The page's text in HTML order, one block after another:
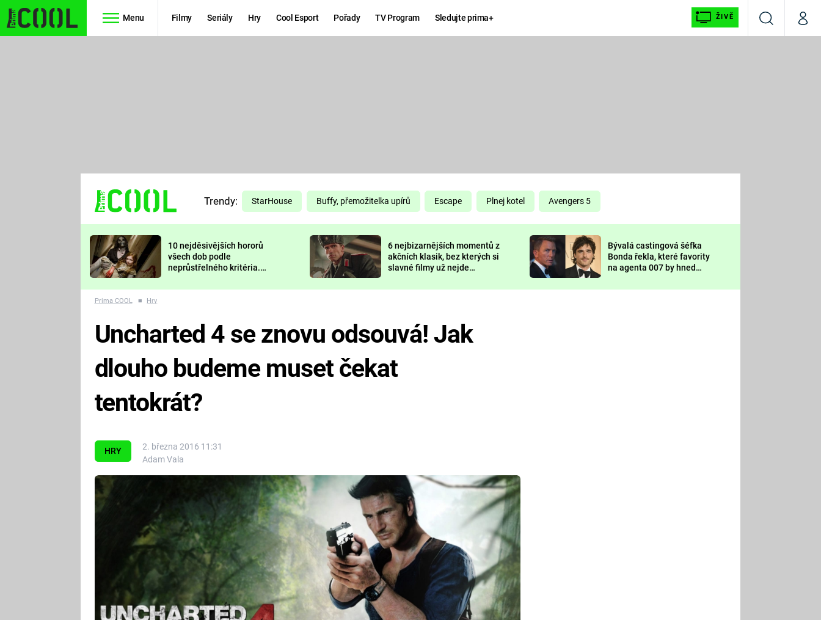
Menu Filmy Seriály Hry Cool Esport Pořady TV Program Sledujte prima+ ŽIVĚ
VyhledáváníMůj
TŘESKU
FUTURAMA
PREDÁTOR
DELIVERANCE
KOMEDIE
CHUCK
NORRIS
DEADPOOL
Prima LAJK
Sledujte nás
Trendy: StarHouse Buffy, přemožitelka upírů Escape Plnej kotel Avengers 5
10 nejděsivějších hororů
všech dob podle
neprůstřelného kritéria.
nejvíc zvednou tep?
6 nejbizarnějších momentů z
akčních klasik, bez kterých si
slavné filmy už nejde
Bývalá castingová šéfka
Bonda řekla, které favority
na agenta 007 by hned
Prima COOL ■ Hry
HRY
2. března 2016 11:31
Adam Vala
Uncharted 4 se znovu odsouvá! Jak
dlouho budeme muset čekat
tentokrát?